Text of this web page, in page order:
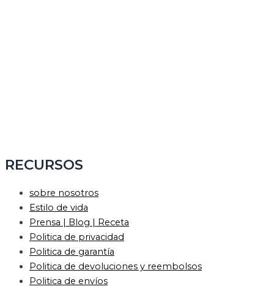
RECURSOS
sobre nosotros
Estilo de vida
Prensa | Blog | Receta
Politica de privacidad
Politica de garantía
Politica de devoluciones y reembolsos
Politica de envíos